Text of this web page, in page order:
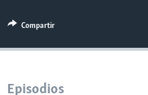
Compartir
Episodios